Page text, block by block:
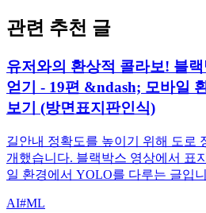
관련 추천 글
유저와의 환상적 콜라보! 블
얻기 - 19편 &ndash; 모바일
보기 (방면표지판인식)
길안내 정확도를 높이기 위해 도로
개했습니다. 블랙박스 영상에서 표
일 환경에서 YOLO를 다루는 글입
AI#ML